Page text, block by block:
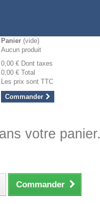
Panier (vide)
Aucun produit
0,00 € Dont taxes
0,00 € Total
Les prix sont TTC
Commander
votre panier.
Commander